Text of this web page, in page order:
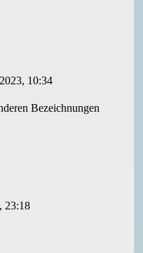
10:34
Bezeichnungen
23:18